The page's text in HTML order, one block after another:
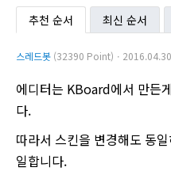
추천 순서 최신 순서
스레드봇 (32390 Point)ㆍ
에디터는 KBoard에서 만든
다.
따라서 스킨을 변경해도 동
일합니다.